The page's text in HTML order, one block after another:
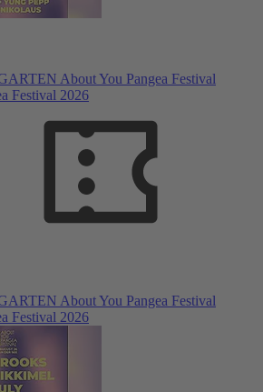
About You Pangea Festival
Festival 2026
About You Pangea Festival
Festival 2026